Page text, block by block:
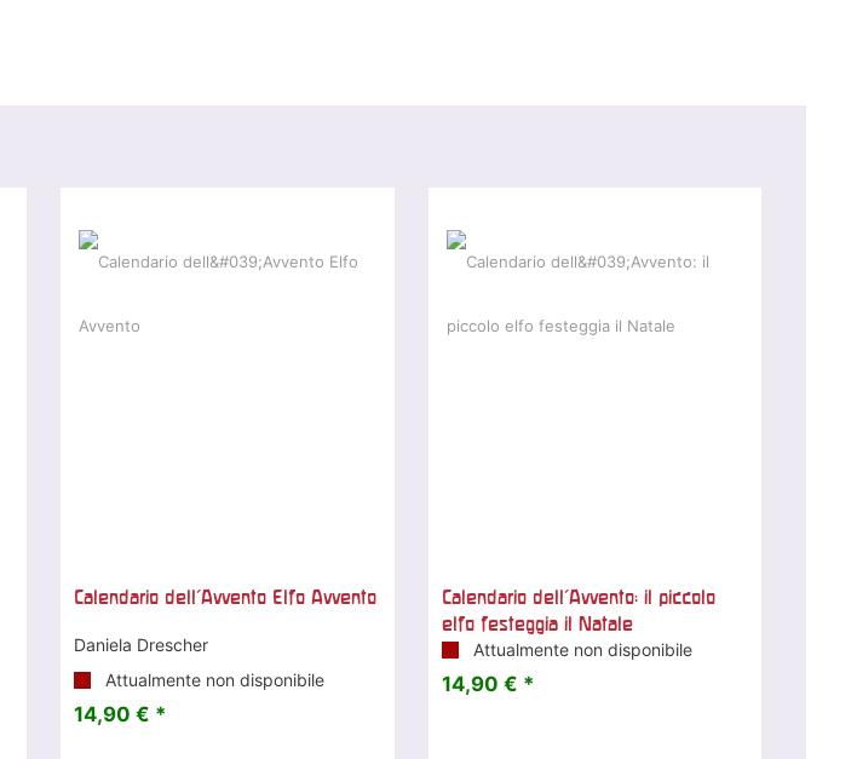
Calendario dell'Avvento Elfo Avvento
Daniela Drescher
Attualmente non disponibile
14,90 € *
Calendario dell'Avvento: il piccolo
elfo festeggia il Natale
Attualmente non disponibile
14,90 € *